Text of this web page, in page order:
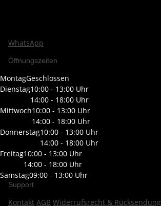
WhatsApp
Öffnungszeiten
MontagGeschlossen
Dienstag10:00 - 13:00 Uhr
14:00 - 18:00 Uhr
Mittwoch10:00 - 13:00 Uhr
14:00 - 18:00 Uhr
Donnerstag10:00 - 13:00 Uhr
14:00 - 18:00 Uhr
Freitag10:00 - 13:00 Uhr
14:00 - 18:00 Uhr
Samstag09:00 - 13:00 Uhr
Support
Kontakt AGB Widerrufsrecht & Rücksendung